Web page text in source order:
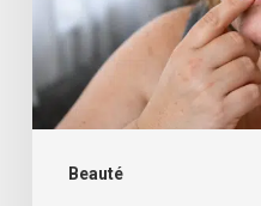
Beauté
rapidement
?